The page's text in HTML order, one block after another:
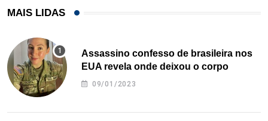
MAIS LIDAS
Assassino confesso de brasileira nos
EUA revela onde deixou o corpo
09/01/2023